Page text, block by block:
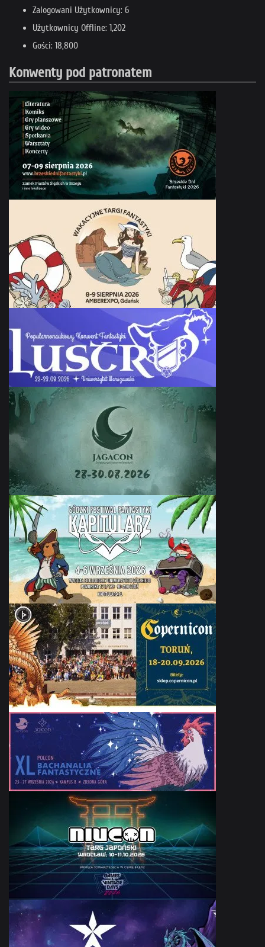
Zalogowani Użytkownicy: 6
Użytkownicy Offline: 1,202
Gości: 18,800
Konwenty pod patronatem